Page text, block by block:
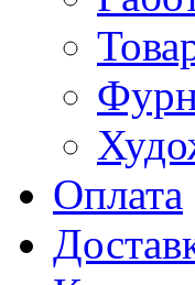
Оплата